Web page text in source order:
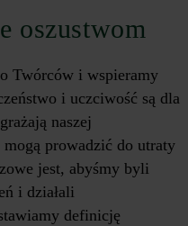
oszustwom
Twórców i wspieramy
i uczciwość są dla
naszej
mogą prowadzić do utraty
jest, abyśmy byli
i działali
definicję